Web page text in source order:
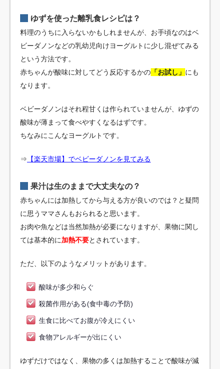
ゆずを使った離乳食レシピは？
料理のうちに入らないかもしれませんが、お手頃なのはベ
ビーダノンなどの乳幼児向けヨーグルトに少し混ぜてみる
という方法です。
赤ちゃんが酸味に対してどう反応するかの 「お試し」 にも
なります。
ベビーダノンはそれ程甘くは作られていませんが、ゆずの
酸味が薄まって食べやすくなるはずです。
ちなみにこんなヨーグルトです。
⇒ 【楽天市場】でベビーダノンを見てみる
果汁は生のままで大丈夫なの？
赤ちゃんには加熱してから与える方が良いのでは？と疑問
に思うママさんもおられると思います。
お肉や魚などは当然加熱が必要になりますが、果物に関し
ては基本的に加熱不要とされています。
ただ、以下のようなメリットがあります。
酸味が多少和らぐ
殺菌作用がある(食中毒の予防)
生食に比べてお腹が冷えにくい
食物アレルギーが出にくい
ゆずだけではなく、果物の多くは加熱することで酸味が減